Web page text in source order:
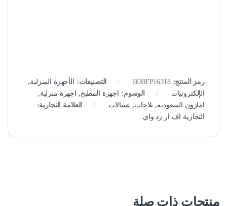
رمز المنتج:B0BFP16318 التصنيفات: الأجهزة المنزلية,
الإلكترونيات
الوسوم: اجهزة المطبخ, اجهزة منزلية,
امازون السعودية, ثلاجات, غسالات
العلامة التجارية:
التجارية اف ار زد واي
منتجات ذات صلة